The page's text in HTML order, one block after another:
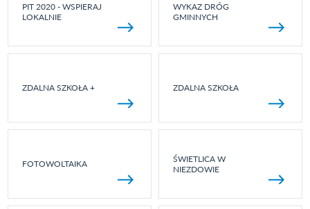
PIT 2020 - WSPIERAJ
LOKALNIE
WYKAZ DRÓG
GMINNYCH
ZDALNA SZKOŁA + ZDALNA SZKOŁA
FOTOWOLTAIKA
ŚWIETLICA W
NIEZDOWIE